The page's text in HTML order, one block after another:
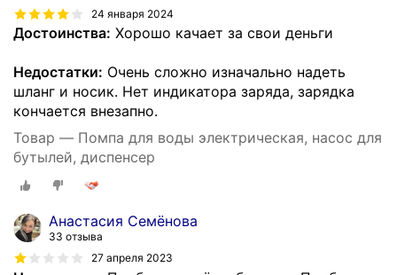
24 января 2024
Достоинства: Хорошо качает за свои деньги
Недостатки: Очень сложно изначально надеть
шланг и носик. Нет индикатора заряда, зарядка
кончается внезапно.
Товар — Помпа для воды электрическая, насос для
бутылей, диспенсер
Анастасия Семёнова
33 отзыва
27 апреля 2023